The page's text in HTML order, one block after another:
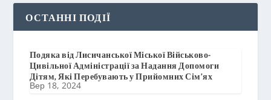
ОСТАННІ ПОДІЇ
Подяка від Лисичанської Міської Військово-
Цивільної Адміністрації за Надання Допомоги
Дітям, Які Перебувають у Прийомних Сім’ях
Вер 18, 2024